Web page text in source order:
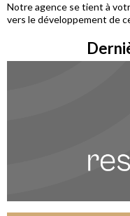
Notre agence se tient à
vers le développement de